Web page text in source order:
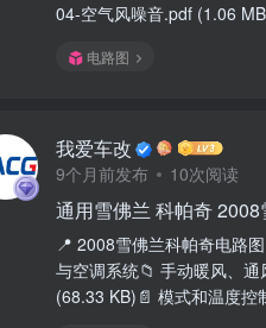
04-空气风噪音.pdf (1.06
电路图
我爱车改
9个月前发布 10次阅读
通用雪佛兰 科帕奇
📍 2008雪佛兰科帕奇电路
与空调系统📁 手动暖风、
(68.33 KB)📄 模式和温度控